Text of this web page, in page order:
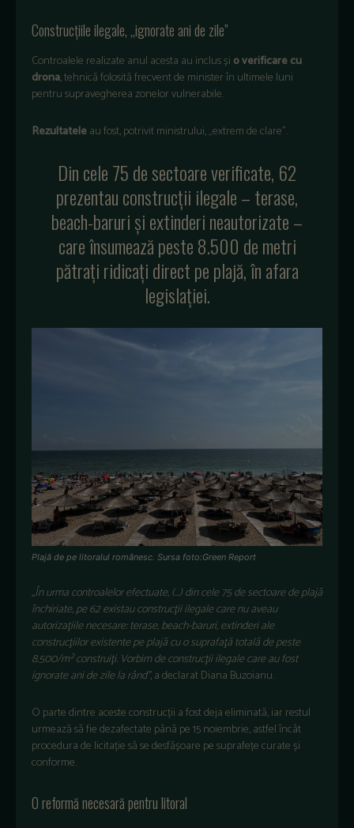
Construcțiile ilegale, „ignorate ani de zile”
Controalele realizate anul acesta au inclus și o verificare cu
drona, tehnică folosită frecvent de minister în ultimele luni
pentru supravegherea zonelor vulnerabile.
Rezultateleau fost, potrivit ministrului, „extrem de clare”.
Din cele 75 de sectoare verificate, 62
prezentau construcții ilegale – terase,
beach-baruri și extinderi neautorizate –
care însumează peste 8.500 de metri
pătrați ridicați direct pe plajă, în afara
legislației.
Plajă de pe litoralul românesc. Sursa foto:Green Report
„În urma controalelor efectuate, (…) din cele 75 de sectoare de plajă
închiriate, pe 62 existau construcţii ilegale care nu aveau
autorizaţiile necesare: terase, beach-baruri, extinderi ale
construcţiilor existente pe plajă cu o suprafaţă totală de peste
8.500/m² construiţi. Vorbim de construcţii ilegale care au fost
ignorate ani de zile la rând”, a declarat Diana Buzoianu.
O parte dintre aceste construcții a fost deja eliminată, iar restul
urmează să fie dezafectate până pe 15 noiembrie, astfel încât
procedura de licitație să se desfășoare pe suprafețe curate și
conforme.
O reformă necesară pentru litoral